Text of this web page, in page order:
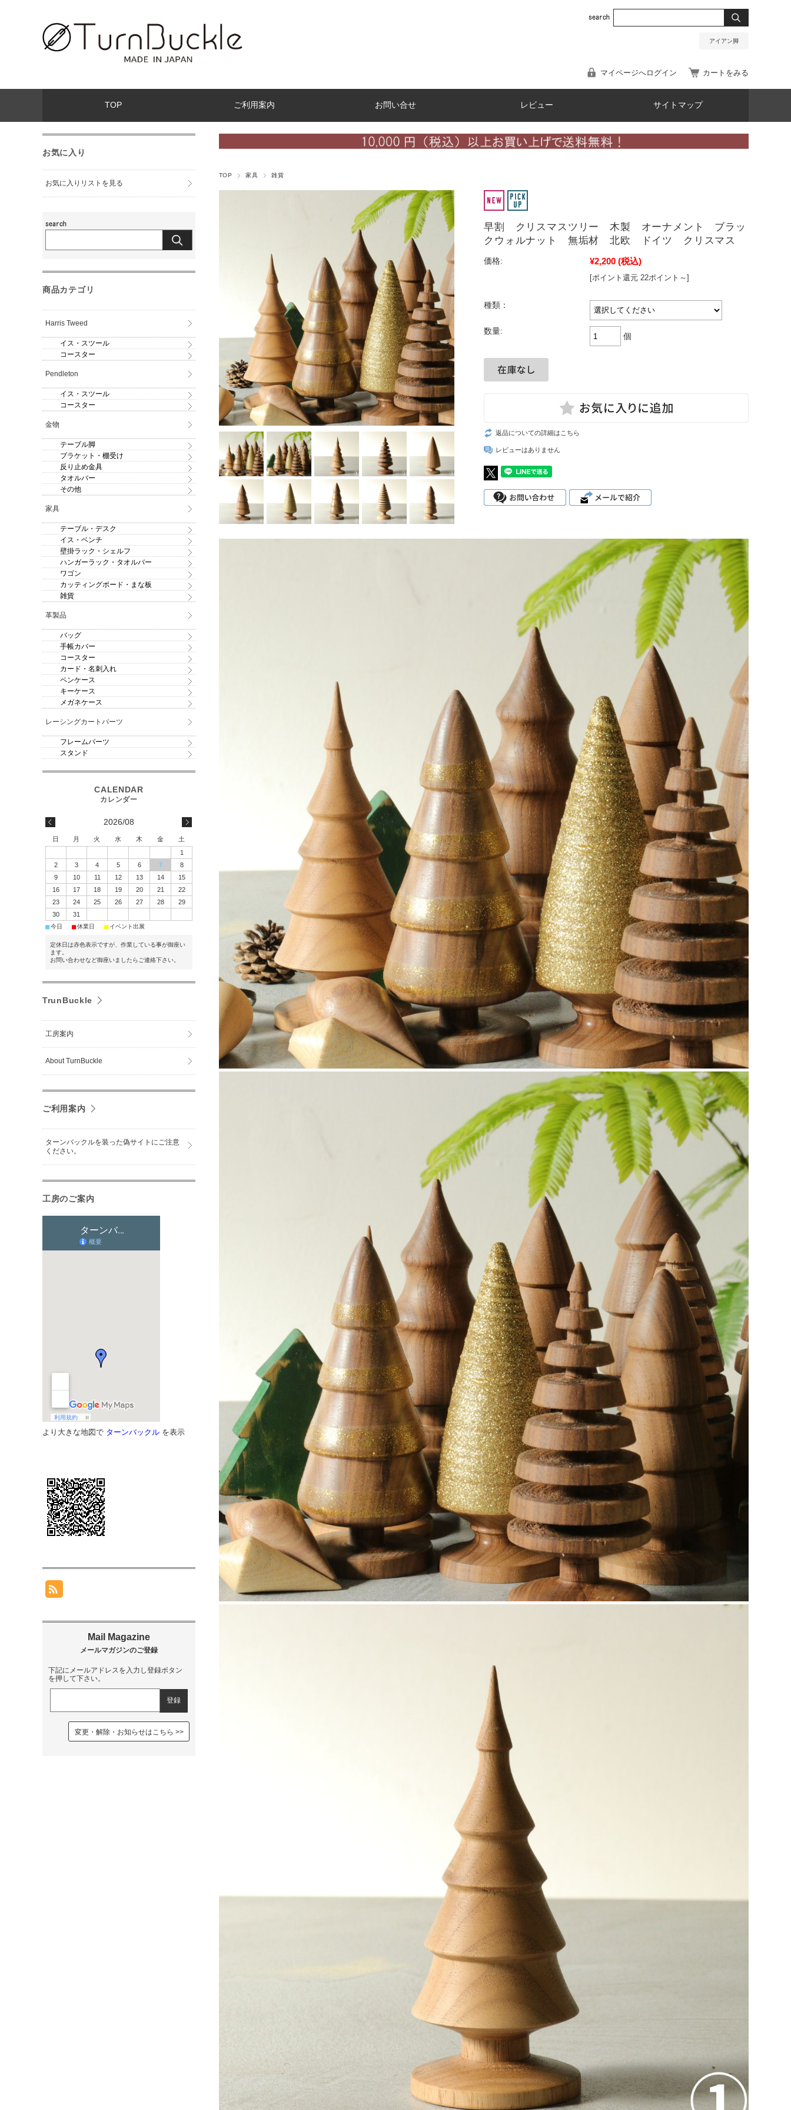
アイアン脚
マイページへログイン カートをみる
TOP ご利用案内 お問い合せ レビュー サイトマップ
TOP 家具 雑貨
早割 クリスマスツリー 木製 オーナメント ブラッ
クウォルナット 無垢材 北欧 ドイツ クリスマス
価格: ¥2,200 (税込)
[ポイント還元 22ポイント～]
種類：
数量:
個
返品についての詳細はこちら
レビューはありません
お気に入り
お気に入りリストを見る
商品カテゴリ
Harris Tweed
イス・スツール
コースター
Pendleton
イス・スツール
コースター
金物
テーブル脚
ブラケット・棚受け
反り止め金具
タオルバー
その他
家具
テーブル・デスク
イス・ベンチ
壁掛ラック・シェルフ
ハンガーラック・タオルバー
ワゴン
カッティングボード・まな板
雑貨
革製品
バッグ
手帳カバー
コースター
カード・名刺入れ
ペンケース
キーケース
メガネケース
レーシングカートパーツ
フレームパーツ
スタンド
2026/08
日 月 火 水 木 金
土
1
2
3 4 5 6 7
8
9
10 11 12 13 14
15
16
17 18 19 20 21
22
23
24 25 26 27 28
29
30
31
■今日 ■休業日 ■ イベント出展
定休日は赤色表示ですが、作業している事が御座い
ます。
お問い合わせなど御座いましたらご連絡下さい。
TrunBuckle
工房案内
About TurnBuckle
ご利用案内
ターンバックルを装った偽サイトにご注意
ください。
工房のご案内
より大きな地図で ターンバックル を表示
下記にメールアドレスを入力し登録ボタン
を押して下さい。
変更・解除・お知らせはこちら